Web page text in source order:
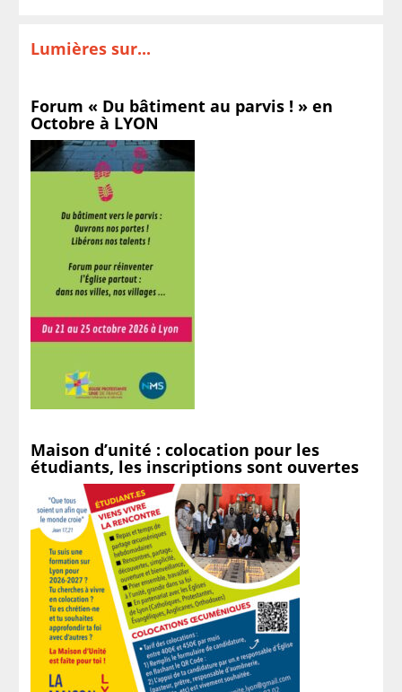
Lumières sur...
Forum « Du bâtiment au parvis ! » en
Octobre à LYON
Maison d’unité : colocation pour les
étudiants, les inscriptions sont ouvertes